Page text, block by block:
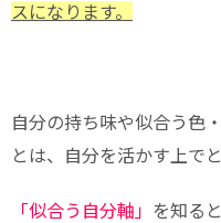
スになります。
自分の持ち味や似合う色
とは、自分を活かす上で
「似合う自分軸」
を知る